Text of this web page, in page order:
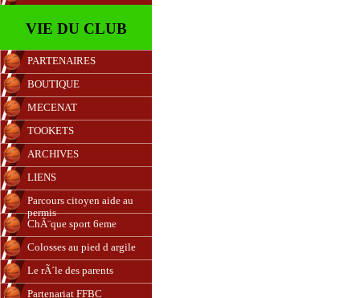
VIE DU CLUB
PARTENAIRES
BOUTIQUE
MECENAT
TOOKETS
ARCHIVES
LIENS
Parcours citoyen aide au
permis
ChÃ¨que sport 6eme
Colosses au pied d argile
Le rÃ´le des parents
Partenariat FFBC